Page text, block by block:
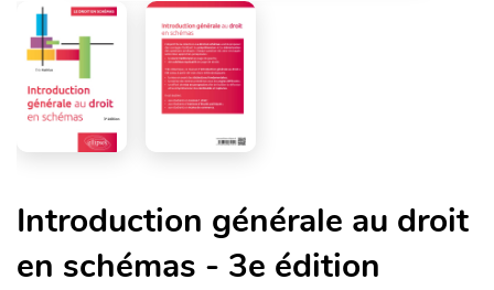
Introduction générale au droit
en schémas - 3e édition